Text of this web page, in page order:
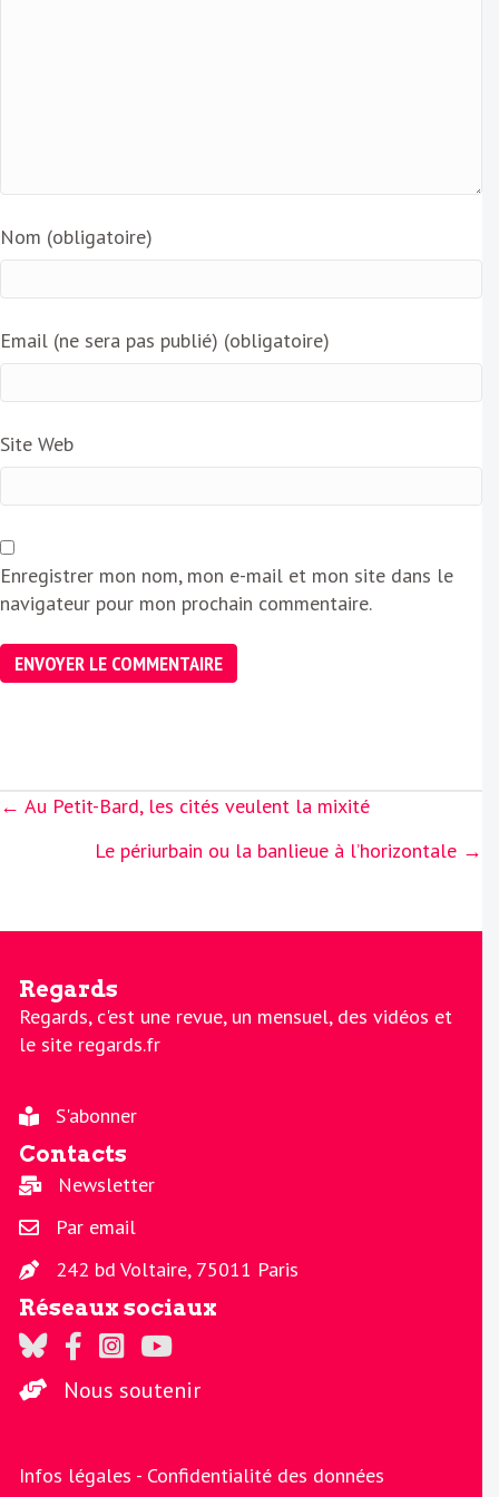
Nom (obligatoire)
Email (ne sera pas publié) (obligatoire)
Site Web
Enregistrer mon nom, mon e-mail et mon site dans le
navigateur pour mon prochain commentaire.
Posts
← Au Petit-Bard, les cités veulent la mixité
Le périurbain ou la banlieue à l’horizontale →
Regards
Regards, c'est une revue, un mensuel, des vidéos et
le site regards.fr
S'abonner
Contacts
Newsletter
Par email
242 bd Voltaire, 75011 Paris
Réseaux sociaux
Regards sur Twitter
Regards sur Facebook
Regards sur Instagram
La chaine Regards sur Youtube
Nous soutenir
Infos légales - Confidentialité des données